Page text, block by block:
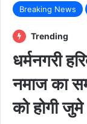
Breaking News
Trending
धर्मनगरी
नमाज का
को होगी